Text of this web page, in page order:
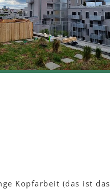
Kopfarbeit (das ist das